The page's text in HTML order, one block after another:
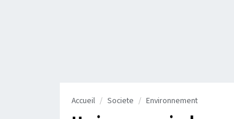
Accueil Societe Environnement